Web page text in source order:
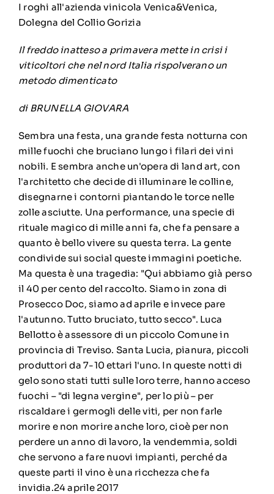
I roghi all'azienda vinicola Venica&Venica,
Dolegna del Collio Gorizia
Il freddo inatteso a primavera mette in crisi i
viticoltori che nel nord Italia rispolverano un
metodo dimenticato
di BRUNELLA GIOVARA
Sembra una festa, una grande festa notturna con
mille fuochi che bruciano lungo i filari dei vini
nobili. E sembra anche un'opera di land art, con
l'architetto che decide di illuminare le colline,
disegnarne i contorni piantando le torce nelle
zolle asciutte. Una performance, una specie di
rituale magico di mille anni fa, che fa pensare a
quanto è bello vivere su questa terra. La gente
condivide sui social queste immagini poetiche.
Ma questa è una tragedia: "Qui abbiamo già perso
il 40 per cento del raccolto. Siamo in zona di
Prosecco Doc, siamo ad aprile e invece pare
l'autunno. Tutto bruciato, tutto secco". Luca
Bellotto è assessore di un piccolo Comune in
provincia di Treviso. Santa Lucia, pianura, piccoli
produttori da 7-10 ettari l'uno. In queste notti di
gelo sono stati tutti sulle loro terre, hanno acceso
fuochi – "di legna vergine", per lo più – per
riscaldare i germogli delle viti, per non farle
morire e non morire anche loro, cioè per non
perdere un anno di lavoro, la vendemmia, soldi
che servono a fare nuovi impianti, perché da
queste parti il vino è una ricchezza che fa
invidia.24 aprile 2017